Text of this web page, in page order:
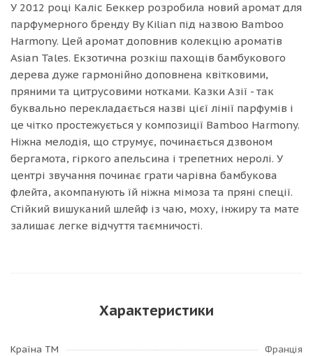
У 2012 році Каліс Беккер розробила новий аромат для
парфумерного бренду By Kilian під назвою Bamboo
Harmony. Цей аромат доповнив колекцію ароматів
Asian Tales. Екзотична розкіш пахощів бамбукового
дерева дуже гармонійно доповнена квітковими,
пряними та цитрусовими нотками. Казки Азії - так
буквально перекладається назві цієї лінії парфумів і
це чітко простежується у композиції Bamboo Harmony.
Ніжна мелодія, що струмує, починається дзвоном
бергамота, гіркого апельсина і трепетних неролі. У
центрі звучання починає грати чарівна бамбукова
флейта, акомпанують їй ніжна мімоза та пряні спеції.
Стійкий вишуканий шлейф із чаю, моху, інжиру та мате
залишає легке відчуття таємничості.
Характеристики
Країна ТМ
Франція